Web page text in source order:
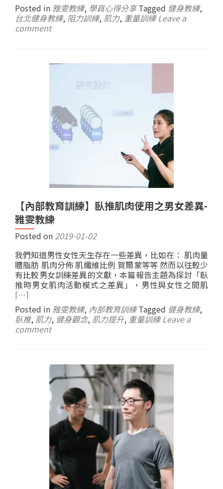
Posted in 雅雯教練, 學員心得分享 Tagged 健身教練,
台北健身教練, 阻力訓練, 肌力, 重量訓練 Leave a
comment
【內部教育訓練】臥推肌肉使用之男女差異-
雅雯教練
Posted on 2019-01-02
我們知道男性女性天生存在一些差異，比如在： 肌肉量
體脂肪 肌肉分佈 肌纖維比例 賀爾蒙等等 然而以往較少
有比較男女訓練差異的文獻，本篇報告主題為探討「臥
推時男女肌肉活動模式之差異」，男性與女性之間肌
[…]
Posted in 雅雯教練, 內部教育訓練 Tagged 健身教練,
臥推, 肌力, 健身觀念, 肌力提升, 重量訓練 Leave a
comment